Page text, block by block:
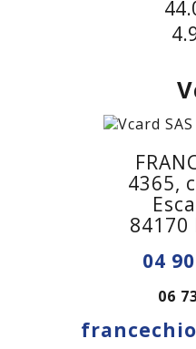
4365,
84170
04
06